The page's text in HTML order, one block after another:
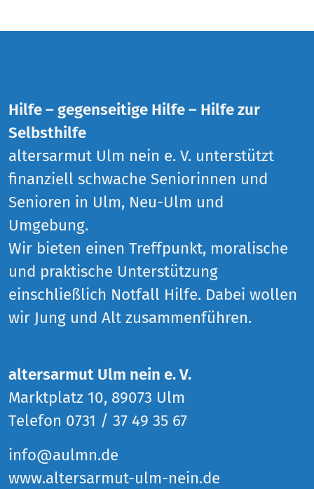
Hilfe – gegenseitige Hilfe – Hilfe zur
Selbsthilfe
altersarmut Ulm nein e. V. unterstützt
finanziell schwache Seniorinnen und
Senioren in Ulm, Neu-Ulm und
Umgebung.
Wir bieten einen Treffpunkt, moralische
und praktische Unterstützung
einschließlich Notfall Hilfe. Dabei wollen
wir Jung und Alt zusammenführen.
altersarmut Ulm nein e. V.
Marktplatz 10, 89073 Ulm
Telefon 0731 / 37 49 35 67
info@aulmn.de
www.altersarmut-ulm-nein.de